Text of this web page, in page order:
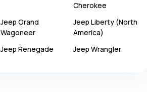
Cherokee
Jeep Grand
Wagoneer
Jeep Liberty (North
America)
Jeep Renegade Jeep Wrangler